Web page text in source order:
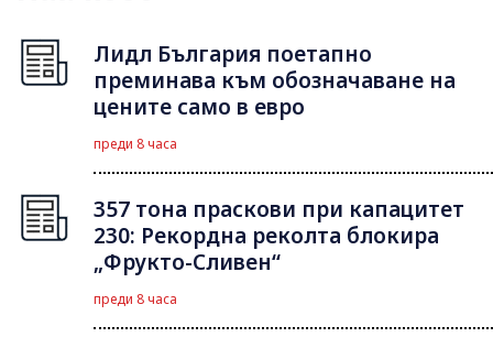
Лидл България поетапно
преминава към обозначаване на
цените само в евро
преди 8 часа
357 тона праскови при капацитет
230: Рекордна реколта блокира
„Фрукто-Сливен“
преди 8 часа